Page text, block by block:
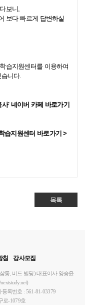
보니,
보다 빠르게 답변하실
습지원센터를 이용하여
니다.
' 네이버 카페 바로가기
습지원센터 바로가기 >
목록
침 강사모집
동, 비드 빌딩)대표이사 양승윤
등록번호 : 561-81-03379
로-1079호